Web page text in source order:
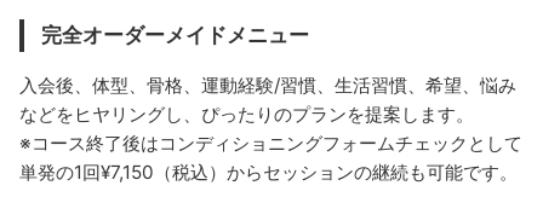
完全オーダーメイドメニュー
入会後、体型、骨格、運動経験/習慣、生活習慣、希望、悩み
などをヒヤリングし、ぴったりのプランを提案します。
※コース終了後はコンディショニングフォームチェックとして
単発の1回¥7,150（税込）からセッションの継続も可能です。